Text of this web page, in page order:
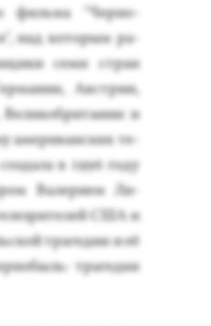
филь­ма "Чер­но­
над ко­торым ра­
се­ми стран
Авс­трии,
и
аме­рикан­ских те­
в 1996 го­ду
Ва­лери­ем Ли­
США и
тра­гедии и её
тра­гедия